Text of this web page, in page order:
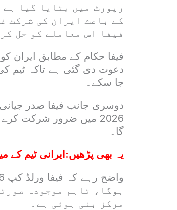
رپورٹ میں بتایا گیا
کے باعث ایران کی شرکت
فیفا اس معاملے کو حل
دعوت دی گئی ہے تاکہ ٹیم
جا سکے۔
دوسری جانب فیفا صدر
2026 میں ضرور شرکت
گا۔
یہ بھی پڑھیں: ایرانی ٹیم کے
ہوگا، تاہم موجودہ
مرکز بنی ہوئی ہے۔